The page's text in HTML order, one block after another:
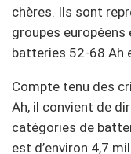
chères. Ils sont
groupes
batteries 52-68 Ah
Compte tenu des
Ah, il convient de
catégories de
est d’environ 4,7